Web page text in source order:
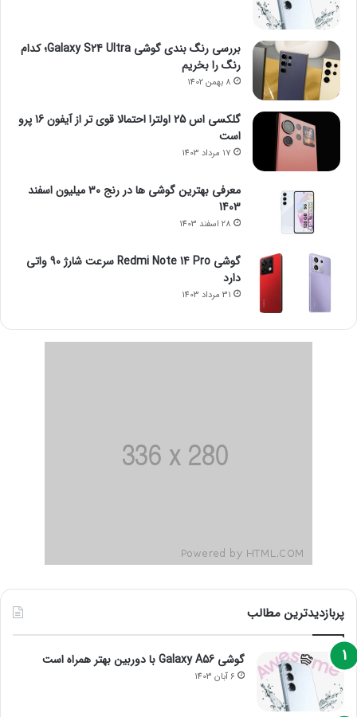
بررسی رنگ بندی گوشی Galaxy S24 Ultra؛ کدام
رنگ را بخریم
8 بهمن 1402
گلکسی اس 25 اولترا احتمالا قوی تر از آیفون 16 پرو
است
17 مرداد 1403
معرفی بهترین گوشی ها در رنج ۳۰ میلیون اسفند
1403
28 اسفند 1403
گوشی Redmi Note 14 Pro سرعت شارژ 90 واتی
دارد
31 مرداد 1403
پربازدیدترین مطالب
گوشی Galaxy A56 با دوربین بهتر همراه است
6 آبان 1403